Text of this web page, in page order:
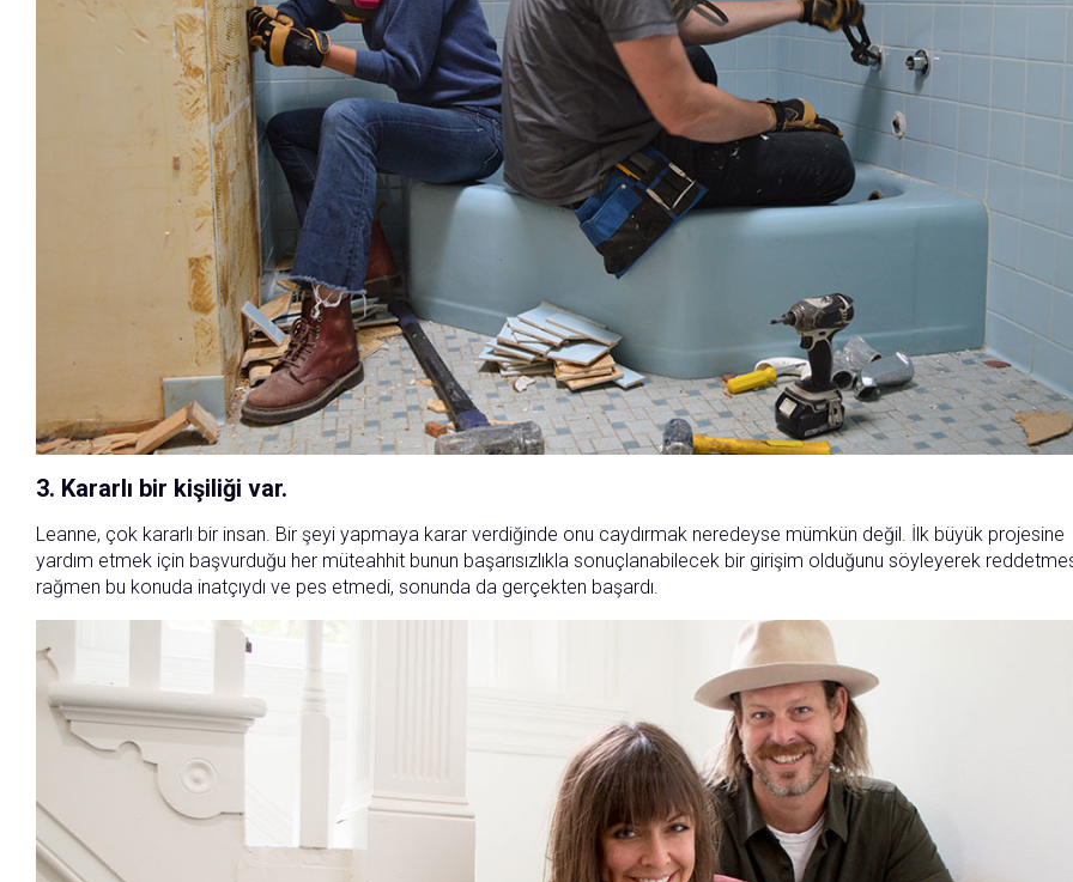
3. Kararlı bir kişiliği var.
Leanne, çok kararlı bir insan. Bir şeyi yapmaya karar verdiğinde onu caydırmak neredeyse mümkün değil. İlk büyük projesine
yardım etmek için başvurduğu her müteahhit bunun başarısızlıkla sonuçlanabilecek bir girişim olduğunu söyleyerek
rağmen bu konuda inatçıydı ve pes etmedi, sonunda da gerçekten başardı.